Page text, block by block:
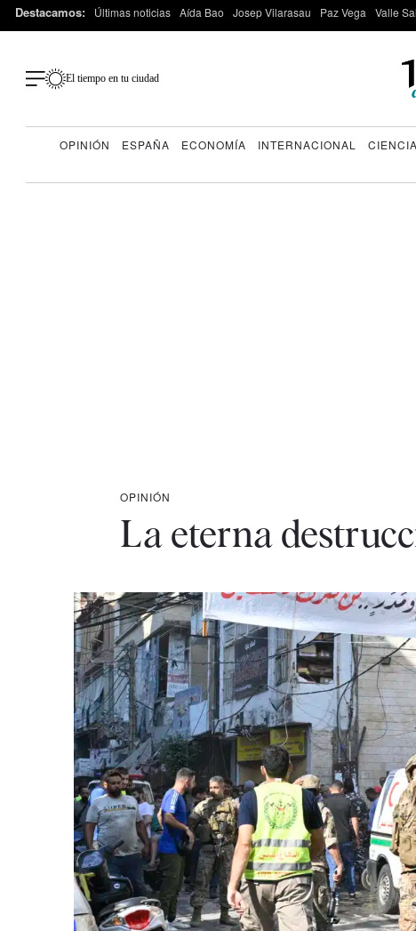
Destacamos: Últimas noticias Aída Bao Josep Vilarasau Paz Vega Valle
El tiempo en tu ciudad
OPINIÓN ESPAÑA ECONOMÍA INTERNACIONAL CIENCIA
OPINIÓN
La eterna